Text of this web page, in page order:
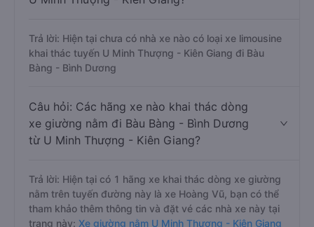
Trả lời: Hiện tại chưa có nhà xe nào có loại xe limousine
khai thác tuyến U Minh Thượng - Kiên Giang đi Bàu
Bàng - Bình Dương
Câu hỏi: Các hãng xe nào khai thác dòng
xe giường nằm đi Bàu Bàng - Bình Dương
từ U Minh Thượng - Kiên Giang?
Trả lời: Hiện tại có 1 hãng xe khai thác dòng xe giường
nằm trên tuyến đường này là xe Hoàng Vũ, bạn có thể
tham khảo thêm thông tin và đặt vé các nhà xe này tại
trang này: Xe giường nằm U Minh Thượng - Kiên Giang